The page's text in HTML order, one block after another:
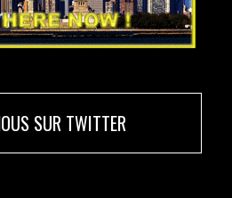
SUR TWITTER